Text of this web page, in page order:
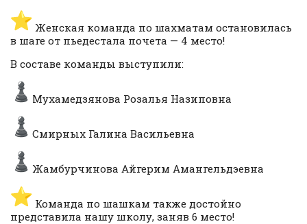
Женская команда по шахматам остановилась
в шаге от пьедестала почета — 4 место!
В составе команды выступили:
Мухамедзянова Розалья Назиповна
Смирных Галина Васильевна
Жамбурчинова Айгерим Амангельдэевна
Команда по шашкам также достойно
представила нашу школу, заняв 6 место!